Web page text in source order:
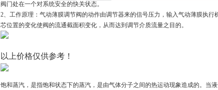
阀门处在一个对系统安全的快关状态。
2、工作原理：气动薄膜调节阀的动作由调节器来的信号压力，输入气动薄膜执
芯位置的变化使阀的流通截面积变化，从而达到调节介质流量之目的。
以上价格仅供参考！
饱和蒸汽，是指饱和状态下的蒸汽，是由气体分子之间的热运动现象造成的。当